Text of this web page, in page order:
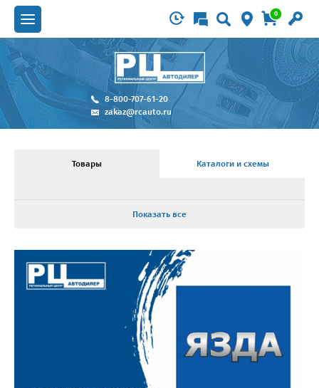
0
8-800-707-61-20
zakaz@rcauto.ru
Товары Каталоги и схемы
Показать все